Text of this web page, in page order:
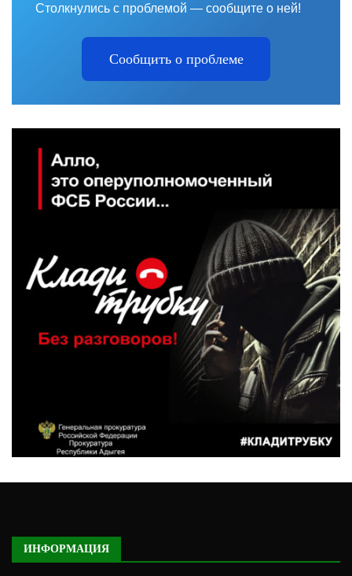
Столкнулись с проблемой — сообщите о ней!
Сообщить о проблеме
ИНФОРМАЦИЯ